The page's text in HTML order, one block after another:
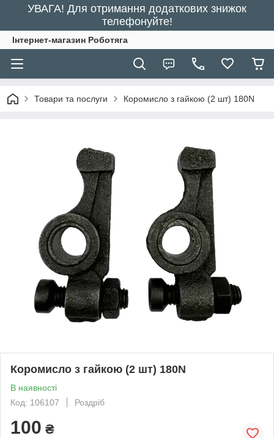
УВАГА! Для отримання додаткових знижок
телефонуйте!
Інтернет-магазин Роботяга
Товари та послуги Коромисло з гайкою (2 шт) 180N
Коромисло з гайкою (2 шт) 180N
В наявності
Код: 106107
Роздріб
100 ₴